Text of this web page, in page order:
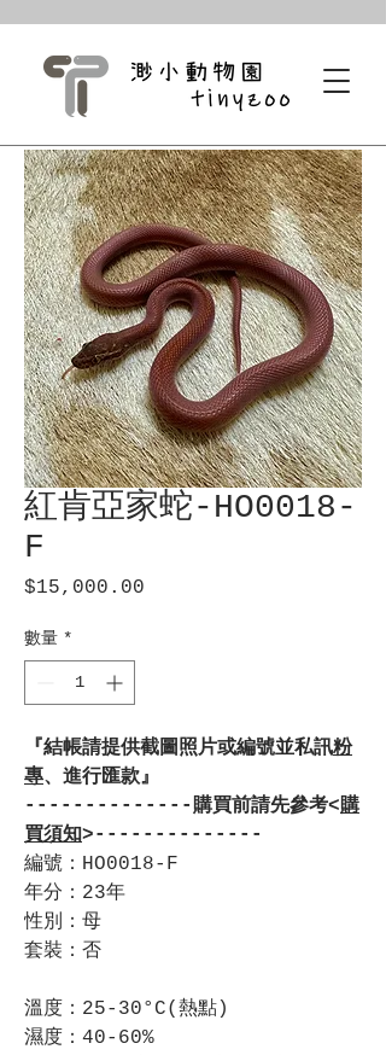
紅肯亞家蛇-HO0018-
F
$15,000.00
數量 *
『結帳請提供截圖照片或編號並私訊粉
專、進行匯款』
--------------購買前請先參考<購
買須知>--------------
編號：HO0018-F
年分：23年
性別：母
套裝：否
溫度：25-30°C(熱點)
濕度：40-60%